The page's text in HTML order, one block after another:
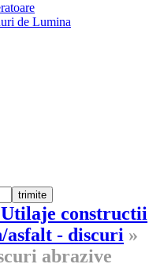
de Lumina
trimite
constructii
asfalt - discuri »
abrazive